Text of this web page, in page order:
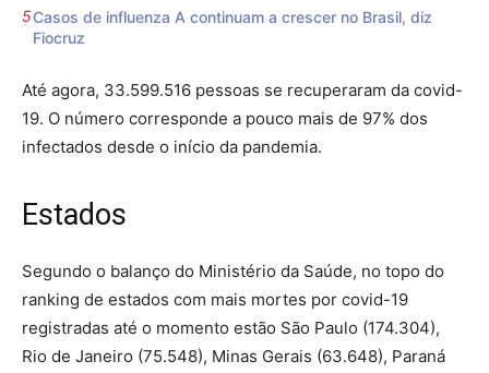
Casos de influenza A continuam a crescer no Brasil, diz
Fiocruz
Até agora, 33.599.516 pessoas se recuperaram da covid-
19. O número corresponde a pouco mais de 97% dos
infectados desde o início da pandemia.
Estados
Segundo o balanço do Ministério da Saúde, no topo do
ranking de estados com mais mortes por covid-19
registradas até o momento estão São Paulo (174.304),
Rio de Janeiro (75.548), Minas Gerais (63.648), Paraná